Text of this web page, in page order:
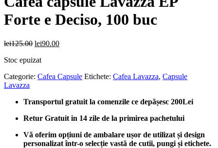
Forte e Deciso, 100 buc
lei125.00 Prețul
a
lei125.00.
lei90.00Prețul
Stoc epuizat
Categorie: Cafea Capsule Etichete: Cafea Lavazza, Capsule
Lavazza
Transportul gratuit la comenzile ce depășesc 200Lei
Retur Gratuit in 14 zile de la primirea pachetului
Vă oferim opțiuni de ambalare ușor de utilizat și design
personalizat într-o selecție vastă de cutii, pungi și etichete.